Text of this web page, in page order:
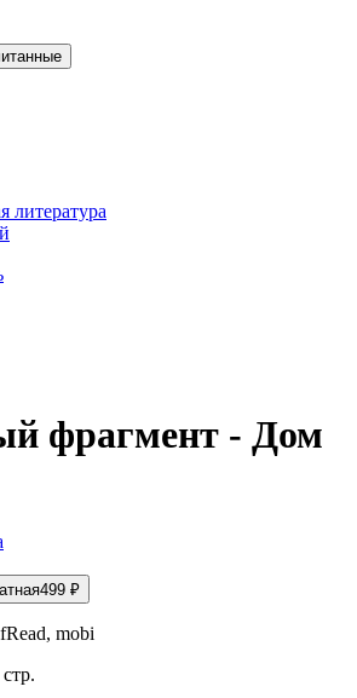
литература
фрагмент - Дом
499 ₽
mobi